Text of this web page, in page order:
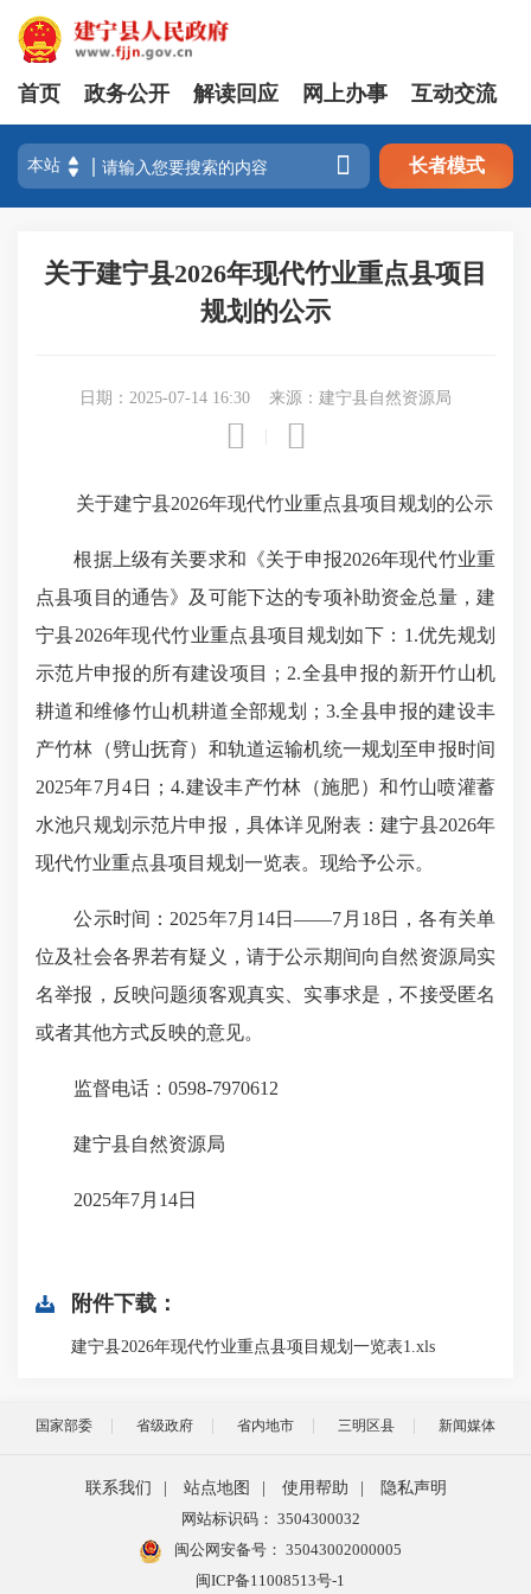
首页 政务公开 解读回应 网上办事 互动交流
 长者模式
关于建宁县2026年现代竹业重点县项目
规划的公示
日期：2025-07-14 16:30 来源：建宁县自然资源局
 
关于建宁县2026年现代竹业重点县项目 规划的公示
根据上级有关要求和《关于申报2026年现代竹业重
点县项目的通告》及可能下达的专项补助资金总量， 建
宁县2026年现代竹业重点县项目规划如下：1.优先规划
示范片申报的所有建设项目；2.全县申报的新开竹山机
耕道和维修竹山机耕道全部规划；3.全县申报的建设丰
产竹林（劈山抚育）和轨道运输机统一规划至申报时间
2025年7月4日；4.建设丰产竹林（施肥）和竹山喷灌蓄
水池只规划示范片申报，具体详见附表：建宁县2026年
现代竹业重点县项目规划一览表。 现给予公示。
公示时间： 2025年7月14日——7月18日，各有关单
位及社会各界若有疑义 ，请于公示期间向 自然资源局实
名举报，反映问题须客观真实、实事求是 ，不接受匿名
或者其他方式反映的意见。
监督电话：0598-7970612
建宁县自然资源局
2025年7月 14日
附件下载：
建宁县2026年现代竹业重点县项目规划一览表1.xls
国家部委 省级政府 省内地市 三明区县 新闻媒体
联系我们 站点地图 使用帮助
隐私声明
网站标识码： 3504300032
闽公网安备号： 35043002000005
闽ICP备11008513号-1